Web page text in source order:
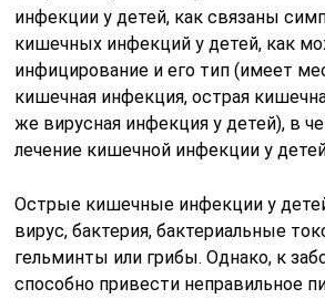
инфекции у детей, как связаны
кишечных инфекций у детей, как
инфицирование и его тип (имеет
кишечная инфекция, острая
же вирусная инфекция у детей), в
лечение кишечной инфекции у
Острые кишечные инфекции у
вирус, бактерия, бактериальные
гельминты или грибы. Однако, к
способно привести неправильное